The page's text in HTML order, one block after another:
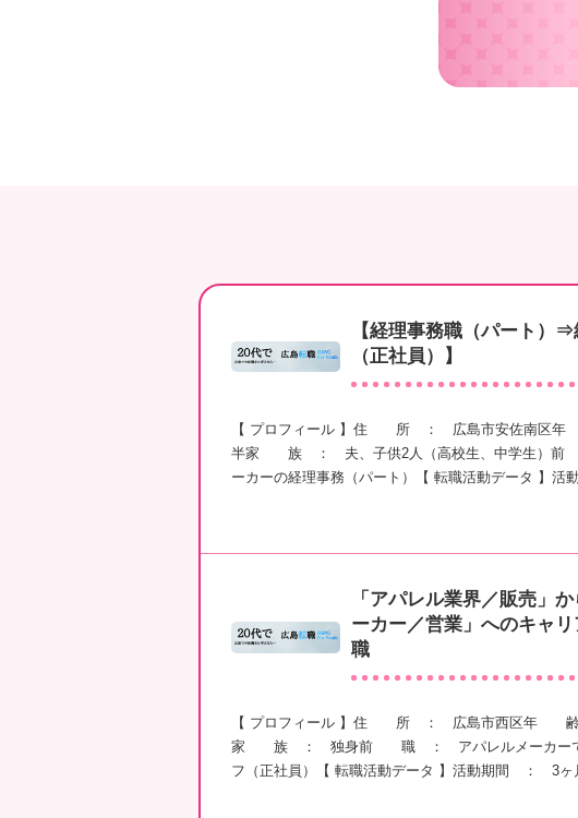
【経理事務職（パート）
（正社員）】
【 プロフィール 】住 所 ： 広島市安佐南
半家 族 ： 夫、子供2人（高校生、中学生）
ーカーの経理事務（パート）【 転職活動データ 】
「アパレル業界／販売」
ーカー／営業」へのキャ
職
【 プロフィール 】住 所 ： 広島市西区年
家 族 ： 独身前 職 ： アパレルメーカーで
フ（正社員）【 転職活動データ 】活動期間 ： 3